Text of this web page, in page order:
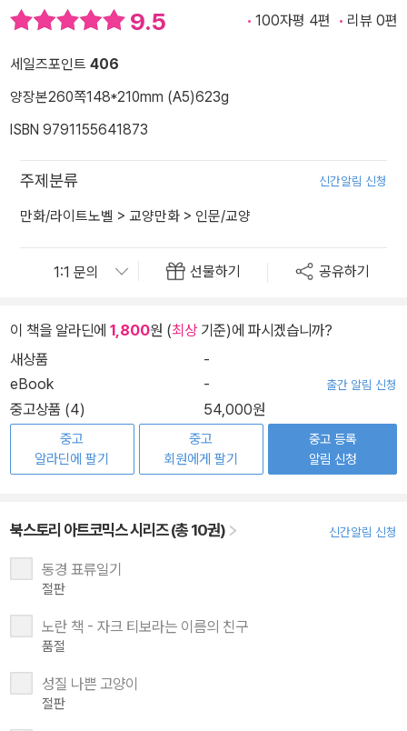
9.5 100자평 4편 리뷰 0편
세일즈포인트 406
양장본260쪽148*210mm (A5)623g
ISBN 9791155641873
주제분류 신간알림 신청
만화/라이트노벨 > 교양만화 > 인문/교양
선물하기 공유하기
이 책을 알라딘에 1,800원 (최상기준)에 파시겠습니까?
새상품
-
eBook
- 출간 알림 신청
중고상품 (4) 54,000원
중고
알라딘에 팔기
중고
회원에게 팔기
중고 등록
알림 신청
북스토리 아트코믹스 시리즈 (총 10권) 신간알림 신청
동경 표류일기
절판
노란 책 - 자크 티보라는 이름의 친구
품절
성질 나쁜 고양이
절판